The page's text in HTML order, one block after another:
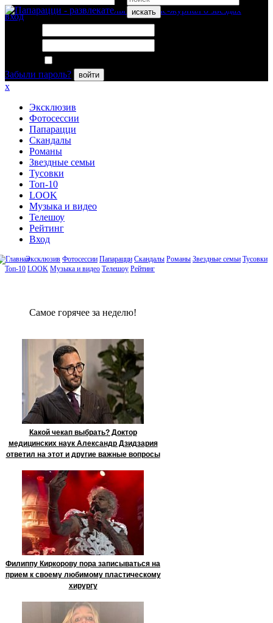
искать
вход
Забыли пароль?
войти
x
Эксклюзив
Фотосессии
Папарацци
Скандалы
Романы
Звездные семьи
Тусовки
Топ-10
LOOK
Музыка и видео
Телешоу
Рейтинг
Вход
Эксклюзив Фотосессии Папарацци Скандалы Романы Звездные семьи Тусовки
Топ-10 LOOK Музыка и видео Телешоу Рейтинг
Сaмое гoрячее за неделю!
Какой чекап выбрать? Доктор
медицинских наук Александр Дзидзария
ответил на этот и другие важные вопросы
Филиппу Киркорову пора записываться на
прием к своему любимому пластическому
хирургу